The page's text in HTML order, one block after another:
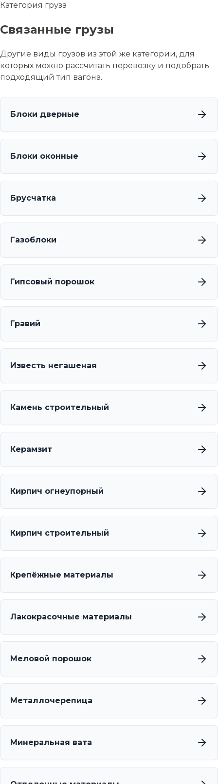
Категория груза
Связанные грузы
Другие виды грузов из этой же категории, для
которых можно рассчитать перевозку и подобрать
подходящий тип вагона.
Блоки дверные
Блоки оконные
Брусчатка
Газоблоки
Гипсовый порошок
Гравий
Известь негашеная
Камень строительный
Керамзит
Кирпич огнеупорный
Кирпич строительный
Крепёжные материалы
Лакокрасочные материалы
Меловой порошок
Металлочерепица
Минеральная вата